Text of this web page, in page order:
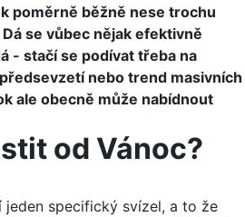
poměrně běžně nese trochu
se vůbec nějak efektivně
- stačí se podívat třeba na
nebo trend masivních
ale obecně může nabídnout
od Vánoc?
jeden specifický svízel, a to že